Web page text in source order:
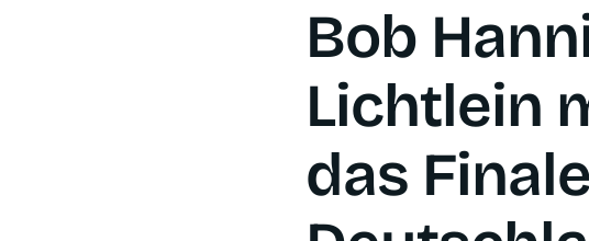
Bob
Licht­lein
das